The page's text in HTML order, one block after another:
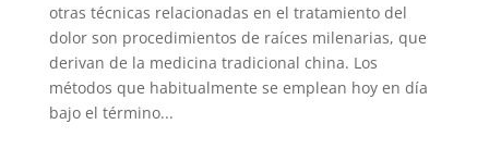
otras técnicas relacionadas en el tratamiento del
dolor son procedimientos de raíces milenarias, que
derivan de la medicina tradicional china. Los
métodos que habitualmente se emplean hoy en día
bajo el término...